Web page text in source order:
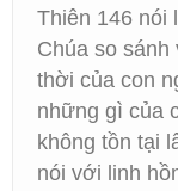
Thiên 146 nói
Chúa so
thời của con
những gì của
không tồn tại
nói với linh